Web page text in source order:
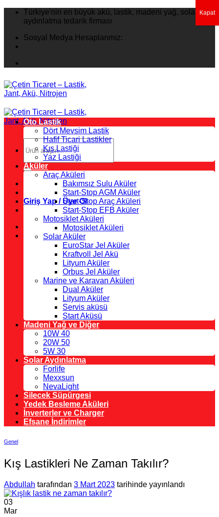
İçeriğeTürkiye'nin en büyük akü, lastik, madeni yağ, solar
aydınlatma tedarik firması
Sosyal Medya Hesaplarımız:
Ara:
Giriş Yap / Üye Ol
Oto Lastik
Dört Mevsim Lastik
Hafif Ticari Lastikler
Kış Lastiği
Yaz Lastiği
Aküler
Araç Aküleri
Bakımsız Sulu Aküler
Start-Stop AGM Aküler
Start-Stop Araç Aküleri
Start-Stop EFB Aküler
Motosiklet Aküleri
Motosiklet Aküleri
Solar Aküler
EuroStar Jel Aküler
Kraftvoll Jel Akü
Lityum Aküler
Orbus Jel Aküler
Marine ve Karavan Aküleri
Dual Aküler
Lityum Aküler
Servis aküsü
Start Aküsü
Madeni Yağ ve Diğer
10W 40
20W 50
5W 30
Solar Aydınlatma
Forlife
Mexxsun
NevaLight
Silecek Süpürgesi
Yedek Besleme Aküleri
İnverterler ve Charger
Efsane İndirimler
Genel
Kış Lastikleri Ne Zaman Takılır?
Abdullah tarafından 3 Mart 2023 tarihinde yayınlandı
03
Mar
Kapat